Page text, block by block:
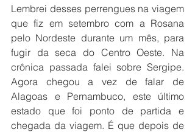
Lembrei desses perrengues na viagem
que fiz em setembro com a Rosana
pelo Nordeste durante um mês, para
fugir da seca do Centro Oeste. Na
crônica passada falei sobre Sergipe.
Agora chegou a vez de falar de
Alagoas e Pernambuco, este último
estado que foi ponto de partida e
chegada da viagem. É que depois de